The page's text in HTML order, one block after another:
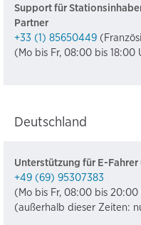
Support für
Partner
+33 (1) 85650449
(Mo bis Fr, 08:00 bis 18:00
Deutschland
Unterstützung für E-
+49 (69) 95307383
(Mo bis Fr, 08:00 bis 20:00
(außerhalb dieser Zeiten: